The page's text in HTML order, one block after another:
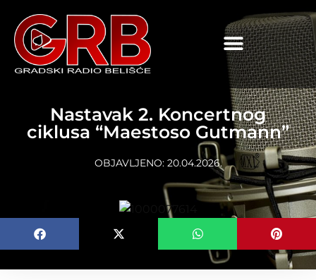
Nastavak 2. Koncertnog
ciklusa “Maestoso Gutmann”
OBJAVLJENO: 20.04.2026.